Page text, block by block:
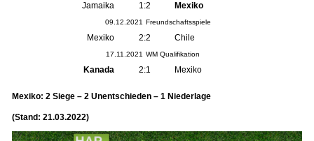
Jamaika 1:2 Mexiko
09.12.2021 Freundschaftsspiele
Mexiko 2:2 Chile
17.11.2021 WM Qualifikation
Kanada 2:1 Mexiko
Mexiko: 2 Siege – 2 Unentschieden – 1 Niederlage
(Stand: 21.03.2022)